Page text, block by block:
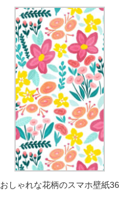
おしゃれな花柄のスマホ壁紙36